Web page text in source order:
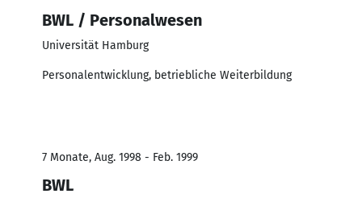
BWL / Personalwesen
Universität Hamburg
Personalentwicklung, betriebliche Weiterbildung
7 Monate, Aug. 1998 - Feb. 1999
BWL